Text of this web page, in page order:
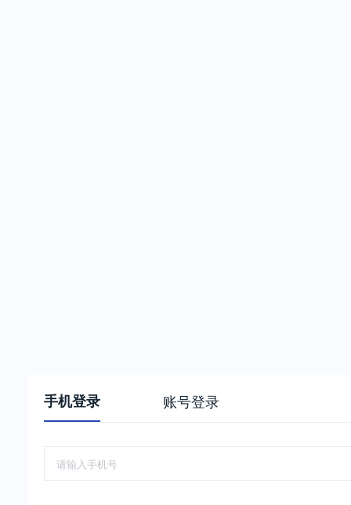
手机登录 账号登录